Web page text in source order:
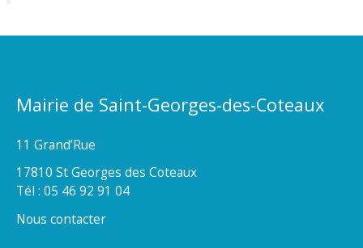
Mairie de Saint-Georges-des-Coteaux
11 Grand’Rue
17810 St Georges des Coteaux
Tél : 05 46 92 91 04
Nous contacter